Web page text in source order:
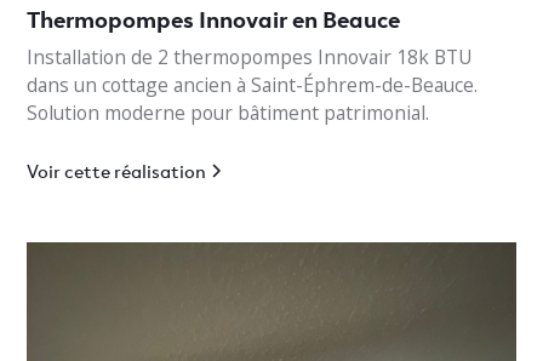
Thermopompes Innovair en Beauce
Installation de 2 thermopompes Innovair 18k BTU
dans un cottage ancien à Saint-Éphrem-de-Beauce.
Solution moderne pour bâtiment patrimonial.
Voir cette réalisation